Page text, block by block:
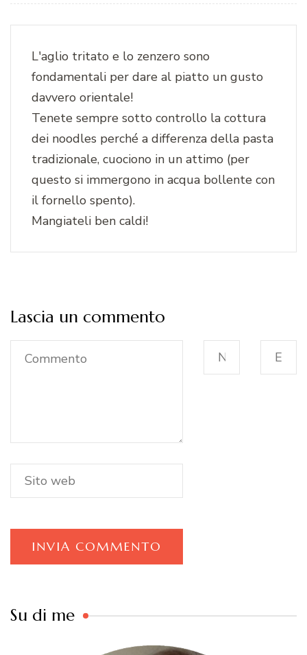
L'aglio tritato e lo zenzero sono
fondamentali per dare al piatto un gusto
davvero orientale!
Tenete sempre sotto controllo la cottura
dei noodles perché a differenza della pasta
tradizionale, cuociono in un attimo (per
questo si immergono in acqua bollente con
il fornello spento).
Mangiateli ben caldi!
Lascia un commento
Su di me